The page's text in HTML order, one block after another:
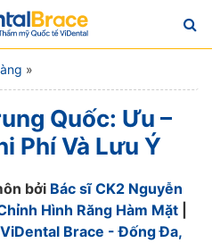
»
Quốc: Ưu –
Phí Và Lưu Ý
bởi Bác sĩ CK2 Nguyễn
Hình Răng Hàm Mặt
Brace - Đống Đa,